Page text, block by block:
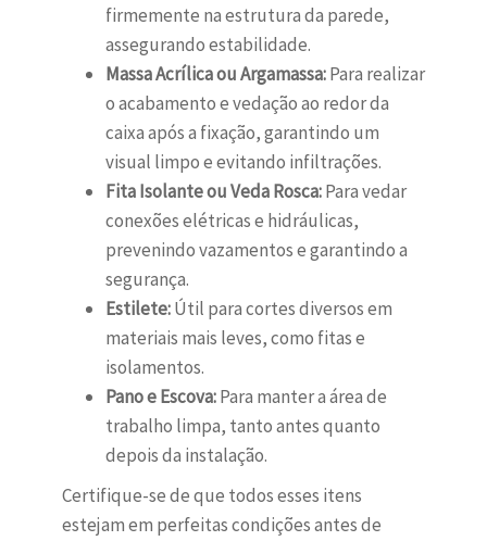
firmemente na estrutura da parede,
assegurando estabilidade.
Massa Acrílica ou Argamassa:Para realizar
o acabamento e vedação ao redor da
caixa após a fixação, garantindo um
visual limpo e evitando infiltrações.
Fita Isolante ou Veda Rosca:Para vedar
conexões elétricas e hidráulicas,
prevenindo vazamentos e garantindo a
segurança.
Estilete:Útil para cortes diversos em
materiais mais leves, como fitas e
isolamentos.
Pano e Escova:Para manter a área de
trabalho limpa, tanto antes quanto
depois da instalação.
Certifique-se de que todos esses itens
estejam em perfeitas condições antes de